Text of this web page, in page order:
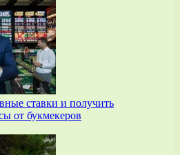
ставки и получить
от букмекеров